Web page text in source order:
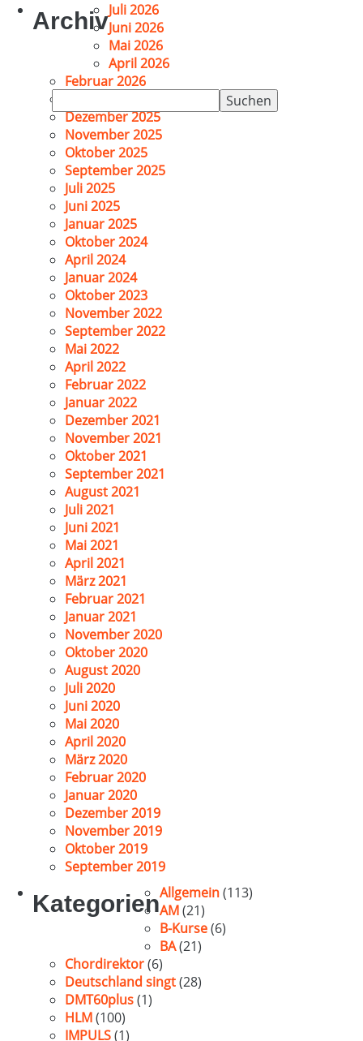
Suchen
nach:
ArchivJuli 2026
Juni 2026
Mai 2026
April 2026
Februar 2026
Dezember 2025
November 2025
Oktober 2025
September 2025
Juli 2025
Juni 2025
Januar 2025
Oktober 2024
April 2024
Januar 2024
Oktober 2023
November 2022
September 2022
Mai 2022
April 2022
Februar 2022
Januar 2022
Dezember 2021
November 2021
Oktober 2021
September 2021
August 2021
Juli 2021
Juni 2021
Mai 2021
April 2021
März 2021
Februar 2021
Januar 2021
November 2020
Oktober 2020
August 2020
Juli 2020
Juni 2020
Mai 2020
April 2020
März 2020
Februar 2020
Januar 2020
Dezember 2019
November 2019
Oktober 2019
September 2019
KategorienAllgemein(113)
AM(21)
B-Kurse(6)
BA(21)
Chordirektor(6)
Deutschland singt(28)
DMT60plus(1)
HLM(100)
IMPULS(1)